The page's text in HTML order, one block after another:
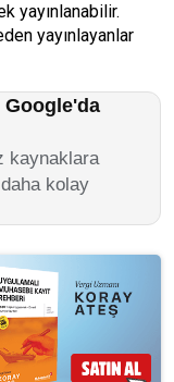
yayınlanabilir.
yayınlayanlar
Google'da
kaynaklara
kolay